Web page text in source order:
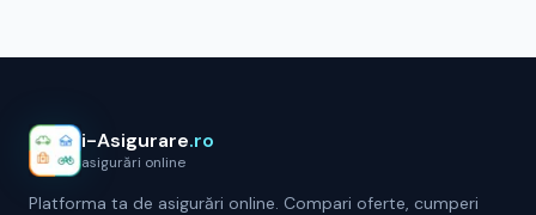
i-Asigurare.ro
asigurări online
Platforma ta de asigurări online. Compari oferte, cumperi